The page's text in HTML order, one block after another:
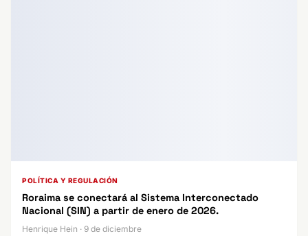
POLÍTICA Y REGULACIÓN
Roraima se conectará al Sistema Interconectado
Nacional (SIN) a partir de enero de 2026.
Henrique Hein · 9 de diciembre